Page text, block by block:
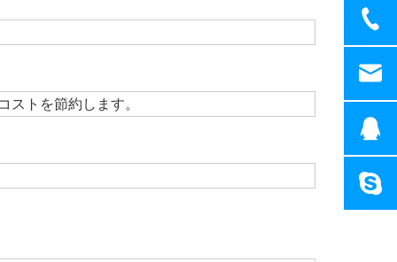
ストを節約します。